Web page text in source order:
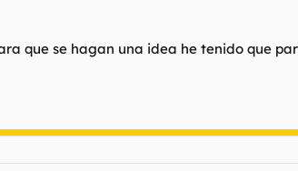
que se hagan una idea he tenido que